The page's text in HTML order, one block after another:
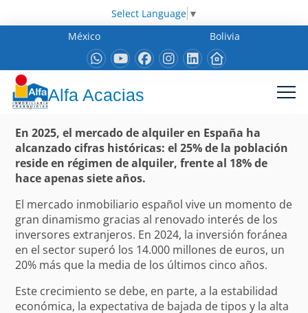
Select Language ▼
México
Bolivia
Alfa Acacias
En 2025, el mercado de alquiler en España ha
alcanzado cifras históricas: el 25% de la población
reside en régimen de alquiler, frente al 18% de
hace apenas siete años.
El mercado inmobiliario español vive un momento de
gran dinamismo gracias al renovado interés de los
inversores extranjeros. En 2024, la inversión foránea
en el sector superó los 14.000 millones de euros, un
20% más que la media de los últimos cinco años.
Este crecimiento se debe, en parte, a la estabilidad
económica, la expectativa de bajada de tipos y la alta